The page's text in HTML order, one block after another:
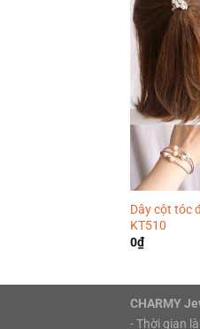
Dây cột tóc
KT510
0₫
CHARMY
- Thời gian